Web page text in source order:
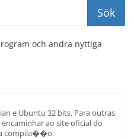
och andra nyttiga
e Ubuntu 32 bits. Para outras
ao site oficial do
compila��o.